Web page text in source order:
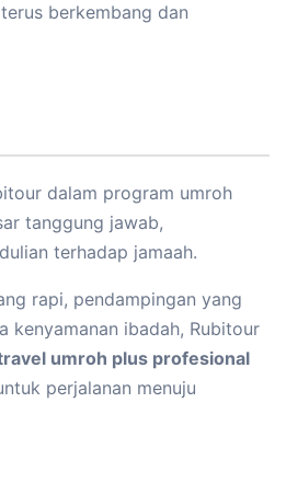
berkembang dan
dalam program umroh
tanggung jawab,
terhadap jamaah.
rapi, pendampingan yang
kenyamanan ibadah, Rubitour
umroh plus profesional
perjalanan menuju